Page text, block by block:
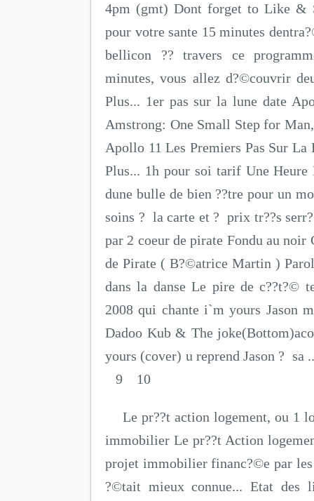
4pm (gmt) Dont forget to Like &
pour votre sante 15 minutes
bellicon ?? travers ce
minutes, vous allez d?©couvrir
Plus... 1er pas sur la lune date
Amstrong: One Small Step for
Apollo 11 Les Premiers Pas Sur
Plus... 1h pour soi tarif Une
dune bulle de bien ??tre pour un
soins ? la carte et ? prix tr??s
par 2 coeur de pirate Fondu au noir
de Pirate ( B?©atrice Martin )
dans la danse Le pire de c??t?©
2008 qui chante i`m yours Jason
Dadoo Kub & The
yours (cover) u reprend
9 10
Le pr??t action logement, ou 1
immobilier Le pr??t Action
projet immobilier financ?©e par
?©tait mieux connue... Etat des